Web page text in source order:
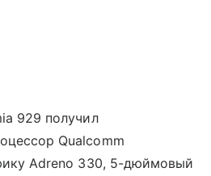
929 получил
Qualcomm
Adreno 330, 5-дюймовый